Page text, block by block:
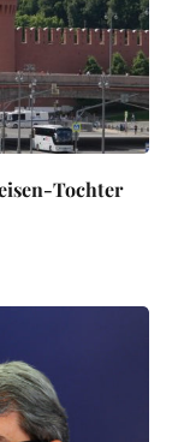
Tochter